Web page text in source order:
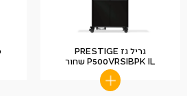
גריל גז PRESTIGE
P500VRSIBPK IL שחור